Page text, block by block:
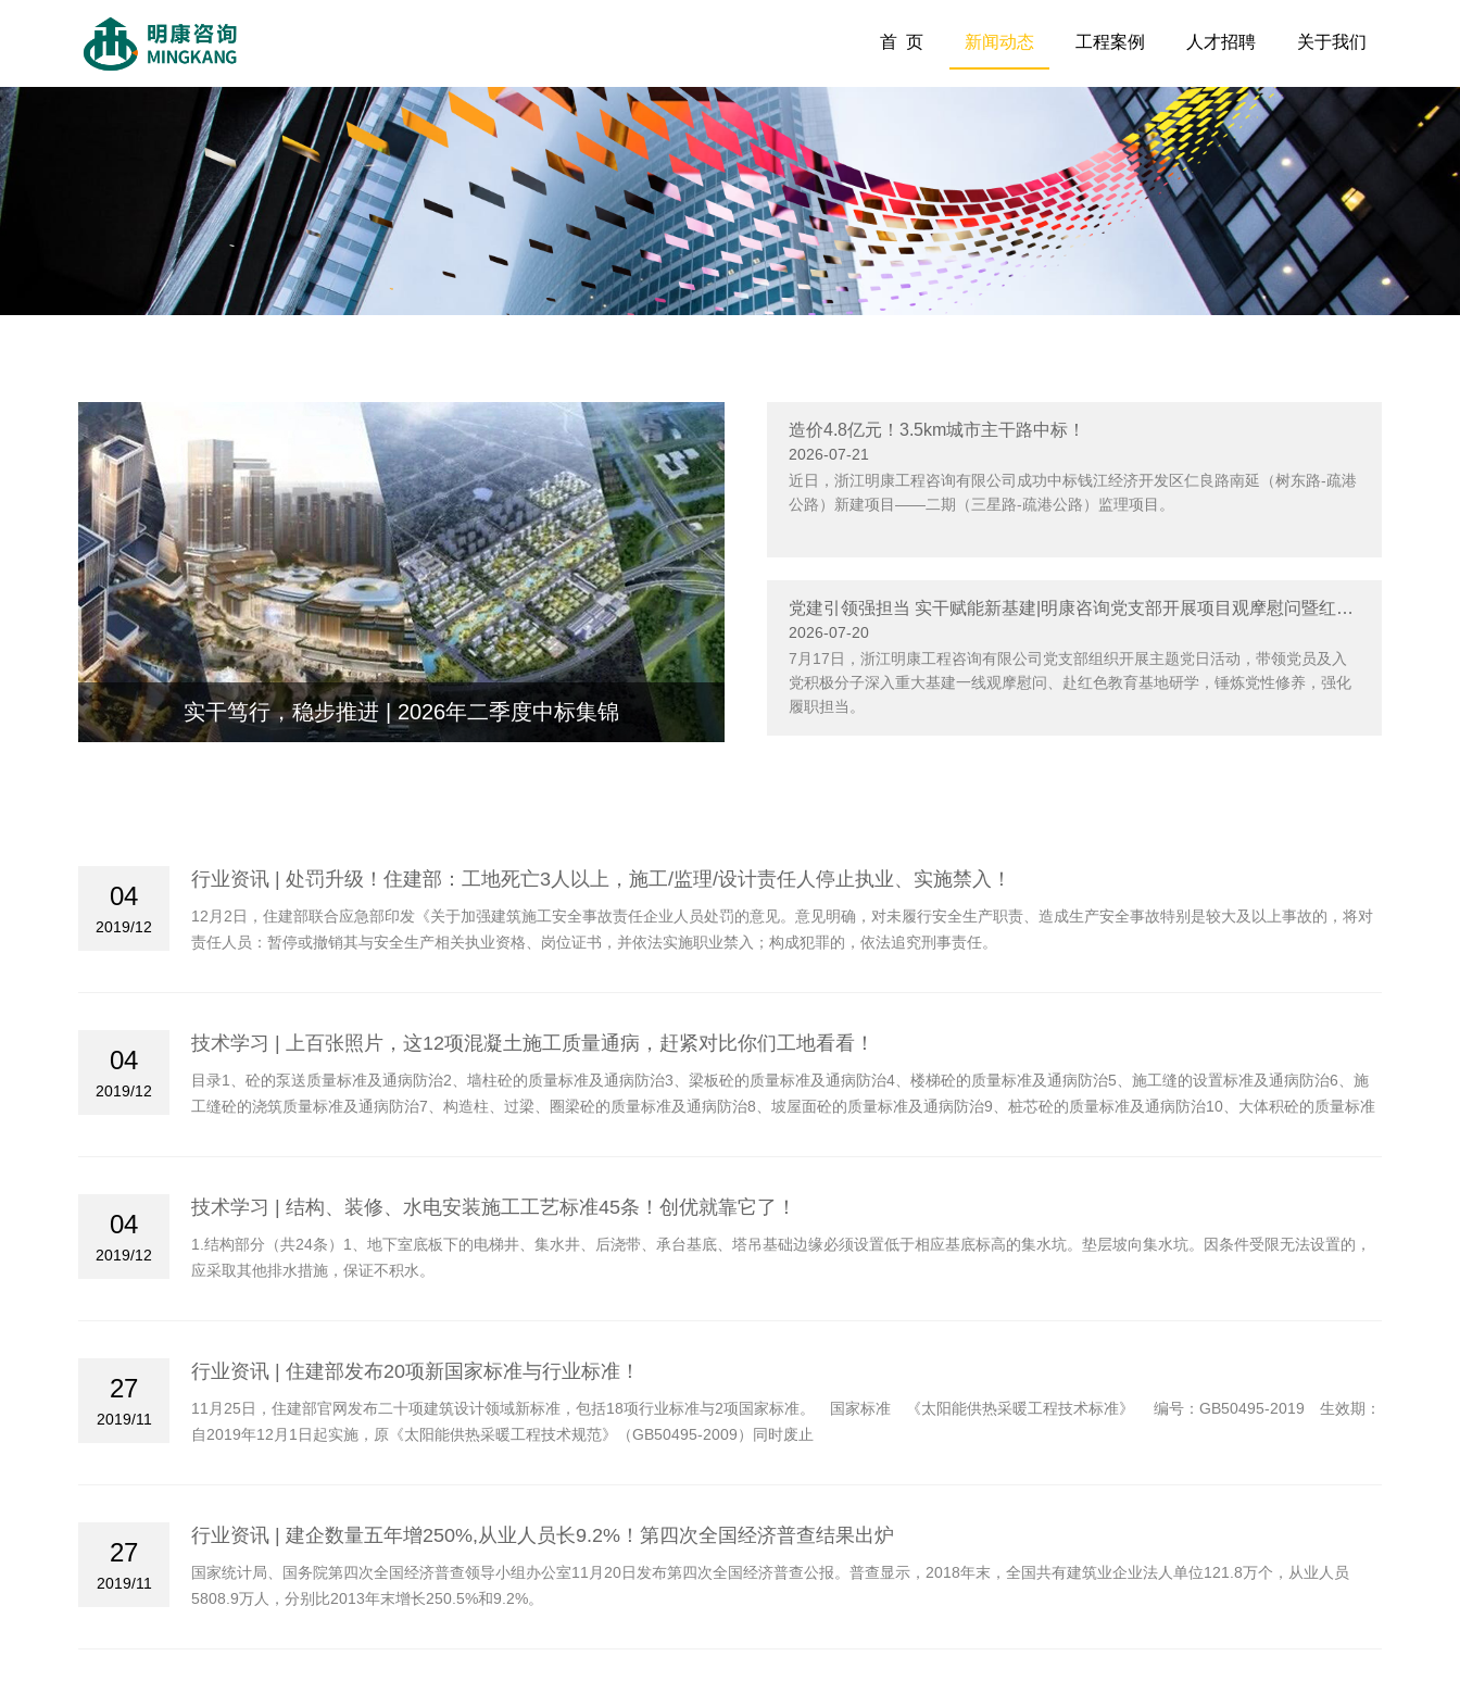
首 页 新闻动态 工程案例 人才招聘 关于我们
实干笃行，稳步推进 | 2026年二季度中标集锦
造价4.8亿元！3.5km城市主干路中标！
2026-07-21
近日，浙江明康工程咨询有限公司成功中标钱江经济开发区仁良路南延（树东路-疏港
公路）新建项目——二期（三星路-疏港公路）监理项目。
党建引领强担当 实干赋能新基建|明康咨询党支部开展项目观摩慰问暨红色研学主题党日活动
2026-07-20
7月17日，浙江明康工程咨询有限公司党支部组织开展主题党日活动，带领党员及入
党积极分子深入重大基建一线观摩慰问、赴红色教育基地研学，锤炼党性修养，强化
履职担当。
04
2019/12
行业资讯 | 处罚升级！住建部：工地死亡3人以上，施工/监理/设计责任人停止执业、实施禁入！
12月2日，住建部联合应急部印发《关于加强建筑施工安全事故责任企业人员处罚的意见。意见明确，对未履行安全生产职责、造成生产安全事故特别是较大及以上事故的，将对
责任人员：暂停或撤销其与安全生产相关执业资格、岗位证书，并依法实施职业禁入；构成犯罪的，依法追究刑事责任。
04
2019/12
技术学习 | 上百张照片，这12项混凝土施工质量通病，赶紧对比你们工地看看！
目录1、砼的泵送质量标准及通病防治2、墙柱砼的质量标准及通病防治3、梁板砼的质量标准及通病防治4、楼梯砼的质量标准及通病防治5、施工缝的设置标准及通病防治6、施
工缝砼的浇筑质量标准及通病防治7、构造柱、过梁、圈梁砼的质量标准及通病防治8、坡屋面砼的质量标准及通病防治9、桩芯砼的质量标准及通病防治10、大体积砼的质量标准
04
2019/12
技术学习 | 结构、装修、水电安装施工工艺标准45条！创优就靠它了！
1.结构部分（共24条）1、地下室底板下的电梯井、集水井、后浇带、承台基底、塔吊基础边缘必须设置低于相应基底标高的集水坑。垫层坡向集水坑。因条件受限无法设置的，
应采取其他排水措施，保证不积水。
27
2019/11
行业资讯 | 住建部发布20项新国家标准与行业标准！
11月25日，住建部官网发布二十项建筑设计领域新标准，包括18项行业标准与2项国家标准。 国家标准 《太阳能供热采暖工程技术标准》 编号：GB50495-2019 生效期：
自2019年12月1日起实施，原《太阳能供热采暖工程技术规范》（GB50495-2009）同时废止
27
2019/11
行业资讯 | 建企数量五年增250%,从业人员长9.2%！第四次全国经济普查结果出炉
国家统计局、国务院第四次全国经济普查领导小组办公室11月20日发布第四次全国经济普查公报。普查显示，2018年末，全国共有建筑业企业法人单位121.8万个，从业人员
5808.9万人，分别比2013年末增长250.5%和9.2%。